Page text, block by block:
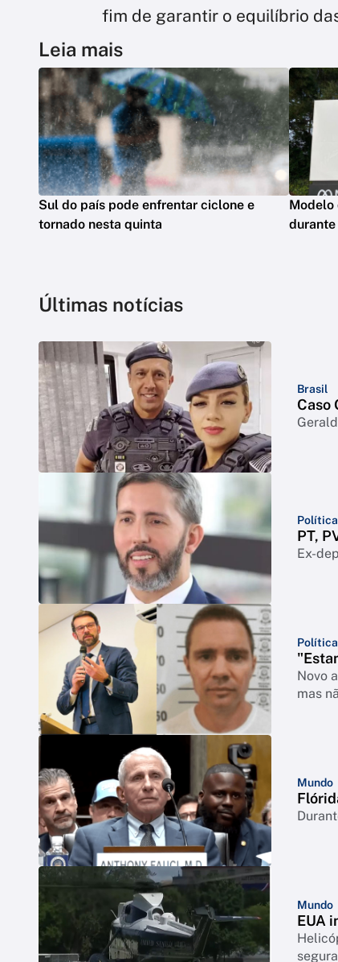
fim de garantir o equilíbrio
Leia mais
Sul do país pode enfrentar ciclone e
tornado nesta quinta
Modelo
Últimas notícias
Brasil
Caso
Política
PT,
Ex-
Política
Novo
mas
Mundo
Mundo
EUA